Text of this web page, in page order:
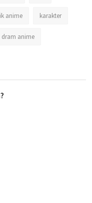
anime karakter
dram anime